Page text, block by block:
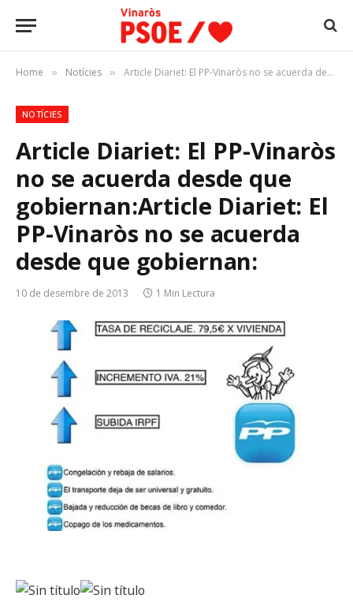
Home » Notícies » Article Diariet: El PP-Vinaròs no se acuerda desde que gobiernan:Article Diariet: El PP-Vinaròs no se acuerda desde que gobiernan:
NOTÍCIES
Article Diariet: El PP-Vinaròs
no se acuerda desde que
gobiernan:Article Diariet: El
PP-Vinaròs no se acuerda
desde que gobiernan:
10 de desembre de 2013 1 Min Lectura